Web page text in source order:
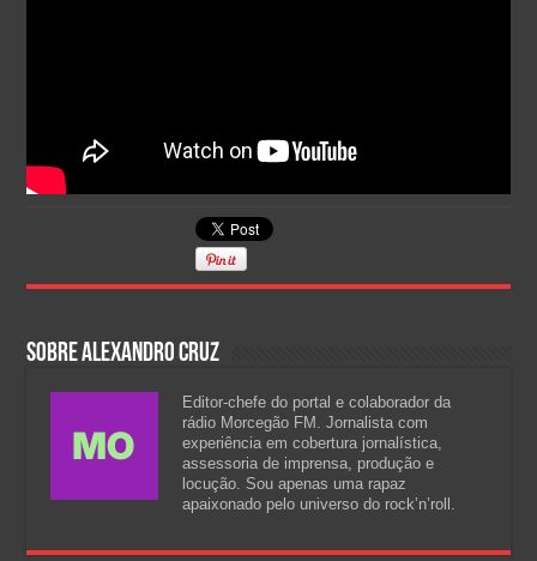
Sobre Alexandro Cruz
Editor-chefe do portal e colaborador da
rádio Morcegão FM. Jornalista com
experiência em cobertura jornalística,
assessoria de imprensa, produção e
locução. Sou apenas uma rapaz
apaixonado pelo universo do rock’n’roll.